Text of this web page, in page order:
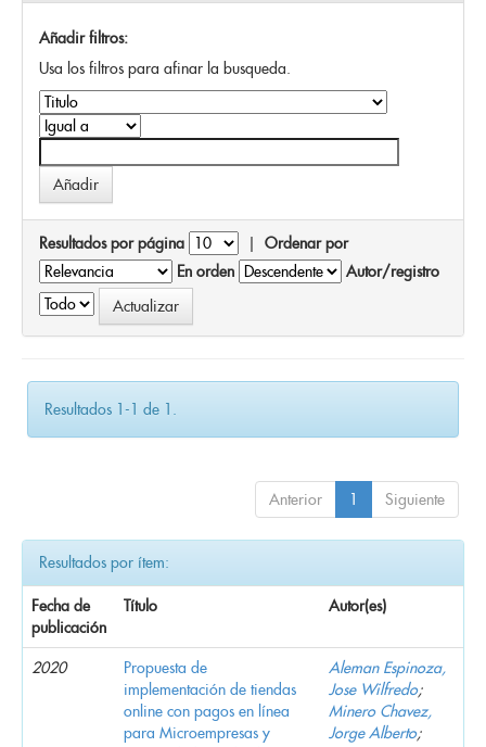
Añadir filtros:
Usa los filtros para afinar la busqueda.
Resultados por página | Ordenar por
En orden
Autor/registro
Resultados 1-1 de 1.
Anterior 1 Siguiente
Resultados por ítem:
Fecha de
publicación
Título Autor(es)
2020
Propuesta de
implementación de tiendas
online con pagos en línea
para Microempresas y
Aleman Espinoza,
Jose Wilfredo;
Minero Chavez,
Jorge Alberto;